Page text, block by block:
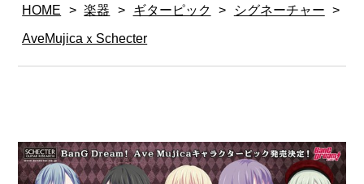
HOME > 楽器 > ギターピック > シグネーチャー >
AveMujicaｘSchecter